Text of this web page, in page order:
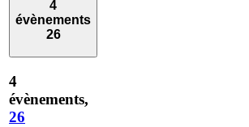
4
évènements
26
4
évènements,
26